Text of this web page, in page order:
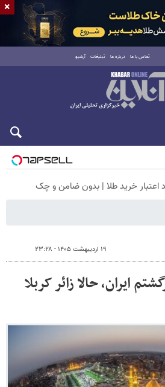
تماس با ما درباره ما تبلیغات آرشیو
۱۹ اردیبهشت ۱۴۰۵ - ۲۳:۲۸
ایران، حالا زائر کربلا
×